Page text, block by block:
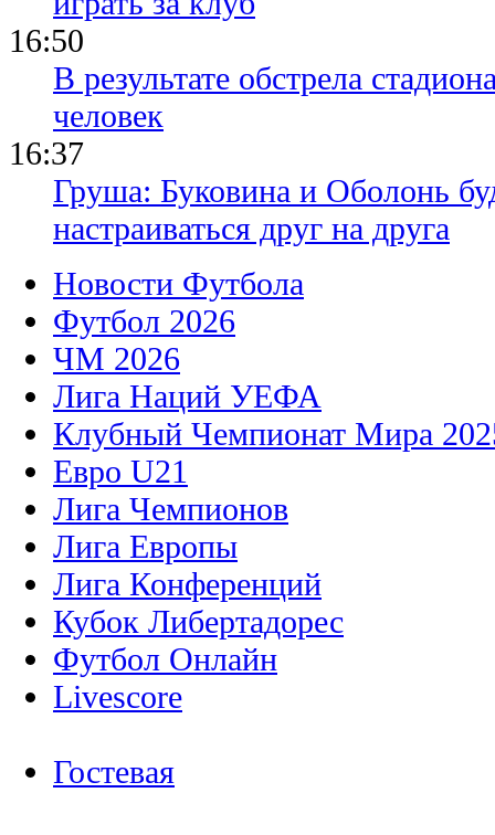
16:50
В результате обстрела
человек
16:37
Груша: Буковина и Оболонь
настраиваться друг на друга
Новости Футбола
Футбол 2026
ЧМ 2026
Лига Наций УЕФА
Клубный Чемпионат Мира
Евро U21
Лига Чемпионов
Лига Европы
Лига Конференций
Кубок Либертадорес
Футбол Онлайн
Livescore
Гостевая